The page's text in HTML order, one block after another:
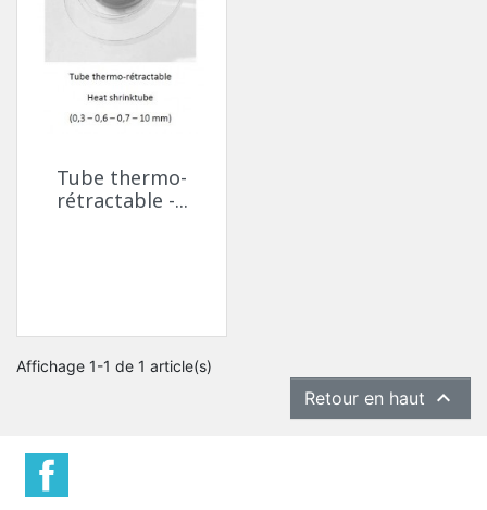
Tube thermo-
rétractable -...
Affichage 1-1 de 1 article(s)
Retour en haut 